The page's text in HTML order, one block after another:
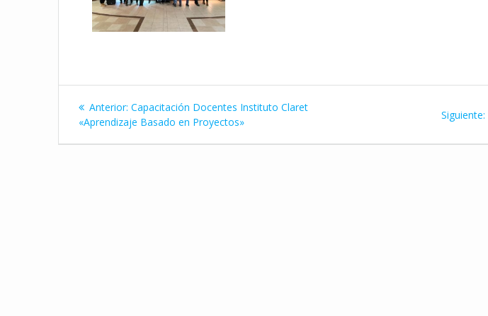
Navegación
de
Anterior: Entrada
anterior:
Capacitación Docentes Instituto Claret
«Aprendizaje Basado en Proyectos»
Siguiente: